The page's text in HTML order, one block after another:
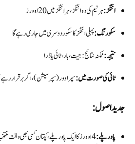
اننگز:ہر ٹیم کی دو اننگز، ہر اننگز میں 20 اوورز
سکورنگ:پہلی اننگز کا سکور دوسری میں جاری رہے گا
نتیجہ:ممکنہ نتائج: جیت، ہار، ٹائی یا ڈرا
ٹائی کی صورت میں:سپر اوور (سپر سیشن)، اگر برقرار رہے
جدید اصول:
پاور پلے: 4 اوورز کا ایک پاور پلے، کپتان کسی بھی وقت